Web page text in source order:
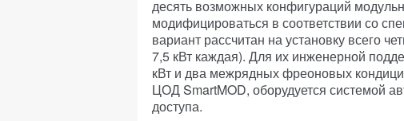
десять возможных конфигураций
модифицироваться в соответствии со
вариант рассчитан на установку всего
7,5 кВт каждая). Для их инженерной
кВт и два межрядных фреоновых
ЦОД SmartMOD, оборудуется системой
доступа.